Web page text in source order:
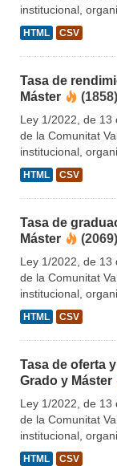
institucional,
HTML CSV
Tasa de
Máster
(1858)
Ley 1/2022, de 13
de la Comunitat
institucional,
HTML CSV
Tasa de
Máster
(2069)
Ley 1/2022, de 13
de la Comunitat
institucional,
HTML CSV
Tasa de oferta
Grado y Máster
Ley 1/2022, de 13
de la Comunitat
institucional,
HTML CSV